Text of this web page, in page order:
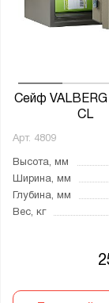
Сейф
CL
Арт. 4809
Высота, мм
Ширина, мм
Глубина, мм
Вес, кг